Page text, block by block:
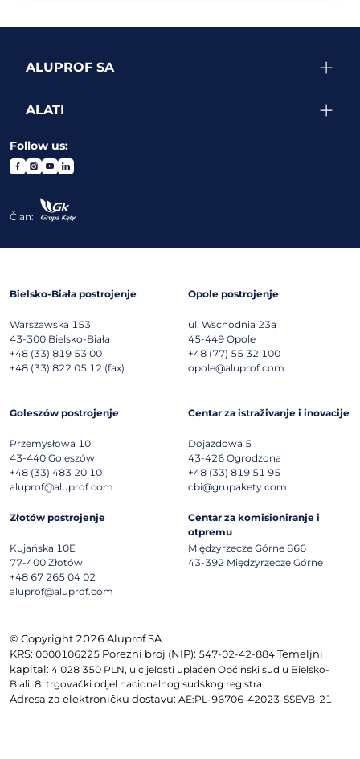
ALUPROF SA
ALATI
Follow us:
Član:
Bielsko-Biała postrojenje
Warszawska 153
43-300 Bielsko-Biała
+48 (33) 819 53 00
+48 (33) 822 05 12 (fax)
Opole postrojenje
ul. Wschodnia 23a
45-449 Opole
+48 (77) 55 32 100
opole@aluprof.com
Goleszów postrojenje
Przemysłowa 10
43-440 Goleszów
+48 (33) 483 20 10
aluprof@aluprof.com
Centar za istraživanje i inovacije
Dojazdowa 5
43-426 Ogrodzona
+48 (33) 819 51 95
cbi@grupakety.com
Złotów postrojenje
Kujańska 10E
77-400 Złotów
+48 67 265 04 02
aluprof@aluprof.com
Centar za komisioniranje i
otpremu
Międzyrzecze Górne 866
43-392 Międzyrzecze Górne
© Copyright 2026 Aluprof SA
KRS: 0000106225 Porezni broj (NIP): 547-02-42-884 Temeljni
kapital: 4 028 350 PLN, u cijelosti uplaćen Općinski sud u Bielsko-
Biali, 8. trgovački odjel nacionalnog sudskog registra
Adresa za elektroničku dostavu: AE:PL-96706-42023-SSEVB-21